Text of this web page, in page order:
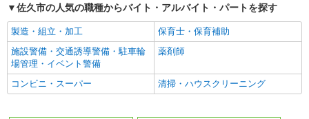
佐久市の人気の職種からバイト・アルバイト・パートを探す
製造・組立・加工
保育士・保育補助
施設警備・交通誘導警備・駐車輪
場管理・イベント警備
薬剤師
コンビニ・スーパー 清掃・ハウスクリーニング